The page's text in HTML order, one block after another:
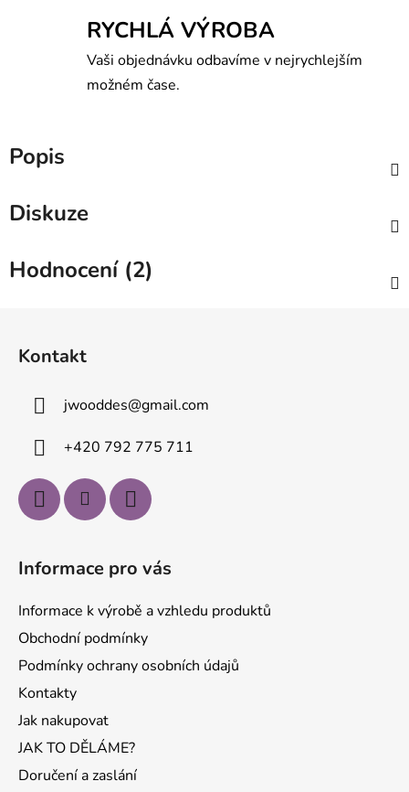
RYCHLÁ VÝROBA
Vaši objednávku odbavíme v nejrychlejším
možném čase.
Popis
Diskuze
Hodnocení (2)
Kontakt
jwooddes@gmail.com
+420 792 775 711
Informace pro vás
Informace k výrobě a vzhledu produktů
Obchodní podmínky
Podmínky ochrany osobních údajů
Kontakty
Jak nakupovat
JAK TO DĚLÁME?
Doručení a zaslání